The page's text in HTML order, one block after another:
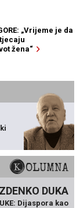
„Vrijeme je da
žena“
KOLUMNA
ZDENKO DUKA
Dijaspora kao